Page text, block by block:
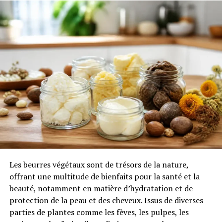
2.2.Un budget qui s’étale dans le
temps
2.3.L’accompagnement, le petit plus
qui fait toute la différence
3.Risques et précautions : ce que j’ai appris sur
le terrain
3.1. Effets secondaires à connaître
pour être tranquille
3.2.Pour qui le Bacopa est
formellement déconseillé
3.3. Le bon moment pour le prendre et
écouter son corps
4.Ce que dit la science sur la posologie et
l’efficacité
Les beurres végétaux sont de trésors de la nature,
offrant une multitude de bienfaits pour la santé et la
beauté, notamment en matière d’hydratation et de
protection de la peau et des cheveux. Issus de diverses
parties de plantes comme les fèves, les pulpes, les